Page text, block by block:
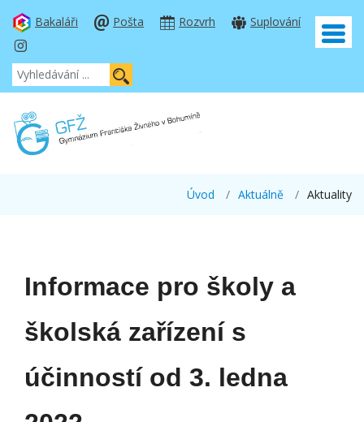
Bakaláři Pošta Rozvrh Suplování
Úvod Aktuálně Aktuality
Informace pro školy a
školská zařízení s
účinností od 3. ledna